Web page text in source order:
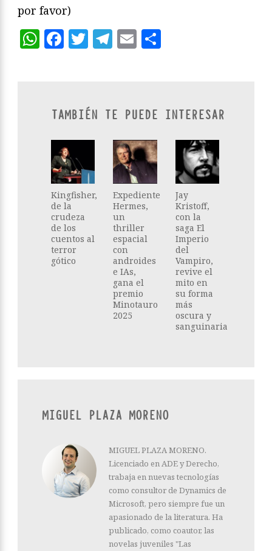
por favor)
WhatsApp
Facebook
Twitter
Telegram
Email
TAMBIÉN TE PUEDE INTERESAR
Kingfisher,
de la
crudeza
de los
cuentos al
terror
gótico
Expediente
Hermes,
un
thriller
espacial
con
androides
e IAs,
gana el
premio
Minotauro
2025
Jay
Kristoff,
con la
saga El
Imperio
del
Vampiro,
revive el
mito en
su forma
más
oscura y
sanguinaria
MIGUEL PLAZA MORENO
MIGUEL PLAZA MORENO.
Licenciado en ADE y Derecho,
trabaja en nuevas tecnologías
como consultor de Dynamics de
Microsoft, pero siempre fue un
apasionado de la literatura. Ha
publicado, como coautor, las
novelas juveniles "Las